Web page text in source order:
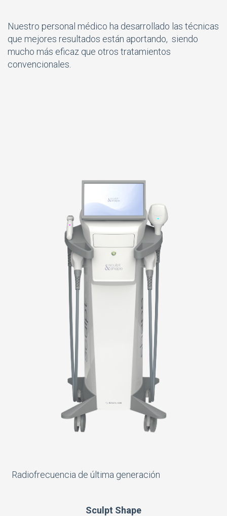
Nuestro personal médico ha desarrollado las técnicas
que mejores resultados están aportando, siendo
mucho más eficaz que otros tratamientos
convencionales.
Radiofrecuencia de última generación
Sculpt Shape